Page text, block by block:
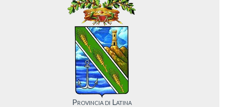
Provincia di Latina